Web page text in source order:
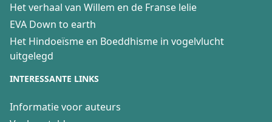
Het verhaal van Willem en de Franse lelie
EVA Down to earth
Het Hindoeïsme en Boeddhisme in vogelvlucht
uitgelegd
INTERESSANTE LINKS
Informatie voor auteurs